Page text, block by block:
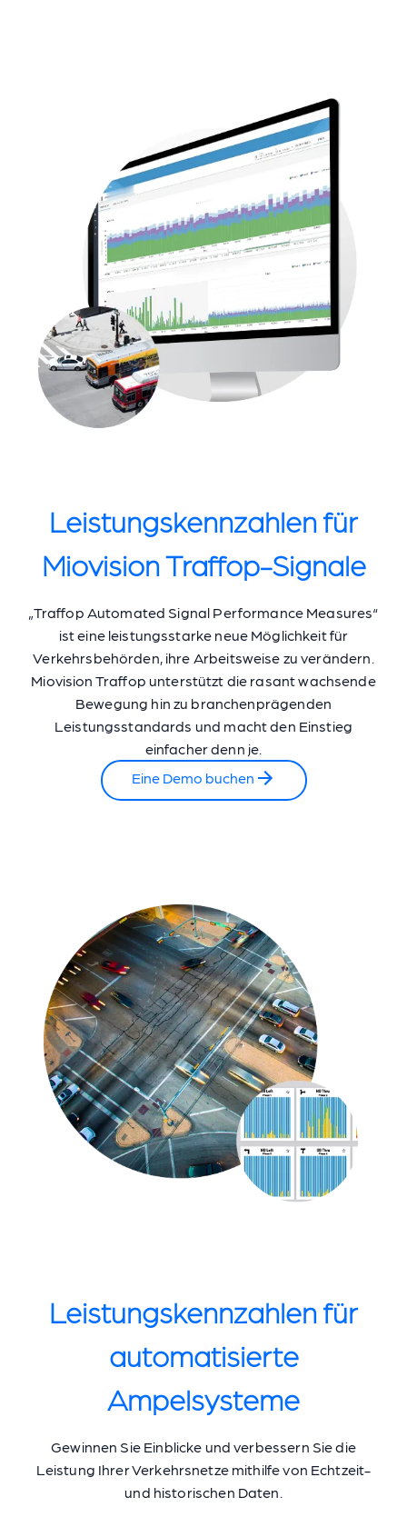
Leistungskennzahlen für
Miovision Traffop-Signale
„Traffop Automated Signal Performance Measures“
ist eine leistungsstarke neue Möglichkeit für
Verkehrsbehörden, ihre Arbeitsweise zu verändern.
Miovision Traffop unterstützt die rasant wachsende
Bewegung hin zu branchenprägenden
Leistungsstandards und macht den Einstieg
einfacher denn je.
Eine Demo buchen
Leistungskennzahlen für
automatisierte
Ampelsysteme
Gewinnen Sie Einblicke und verbessern Sie die
Leistung Ihrer Verkehrsnetze mithilfe von Echtzeit-
und historischen Daten.